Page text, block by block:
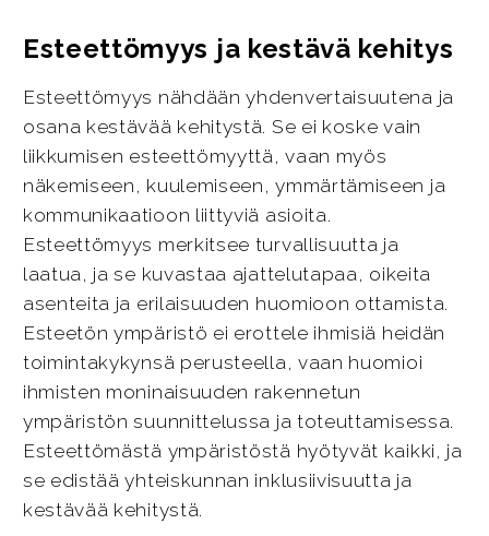
Esteettömyys ja kestävä kehitys
Esteettömyys nähdään yhdenvertaisuutena ja
osana kestävää kehitystä. Se ei koske vain
liikkumisen esteettömyyttä, vaan myös
näkemiseen, kuulemiseen, ymmärtämiseen ja
kommunikaatioon liittyviä asioita.
Esteettömyys merkitsee turvallisuutta ja
laatua, ja se kuvastaa ajattelutapaa, oikeita
asenteita ja erilaisuuden huomioon ottamista.
Esteetön ympäristö ei erottele ihmisiä heidän
toimintakykynsä perusteella, vaan huomioi
ihmisten moninaisuuden rakennetun
ympäristön suunnittelussa ja toteuttamisessa.
Esteettömästä ympäristöstä hyötyvät kaikki, ja
se edistää yhteiskunnan inklusiivisuutta ja
kestävää kehitystä.